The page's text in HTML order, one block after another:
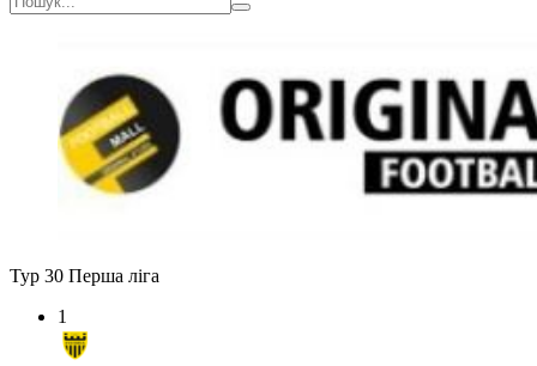
Тур 30 Перша ліга
1